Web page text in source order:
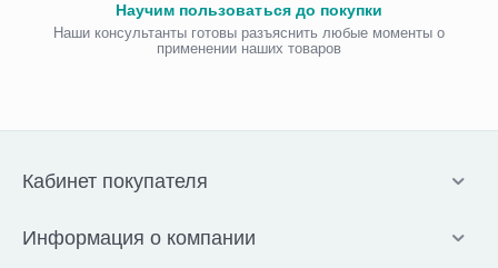
Научим пользоваться до покупки
Наши консультанты готовы разъяснить любые моменты о
применении наших товаров
Кабинет покупателя
Информация о компании